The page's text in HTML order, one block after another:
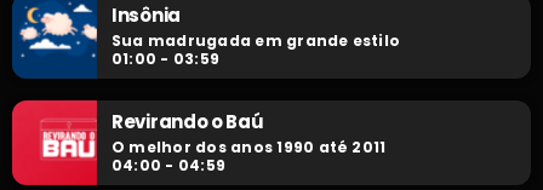
Insônia
Sua madrugada em grande estilo
01:00 - 03:59
Revirando o Baú
O melhor dos anos 1990 até 2011
04:00 - 04:59